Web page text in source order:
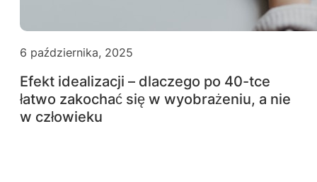
6 października, 2025
Efekt idealizacji – dlaczego po 40-tce
łatwo zakochać się w wyobrażeniu, a nie
w człowieku